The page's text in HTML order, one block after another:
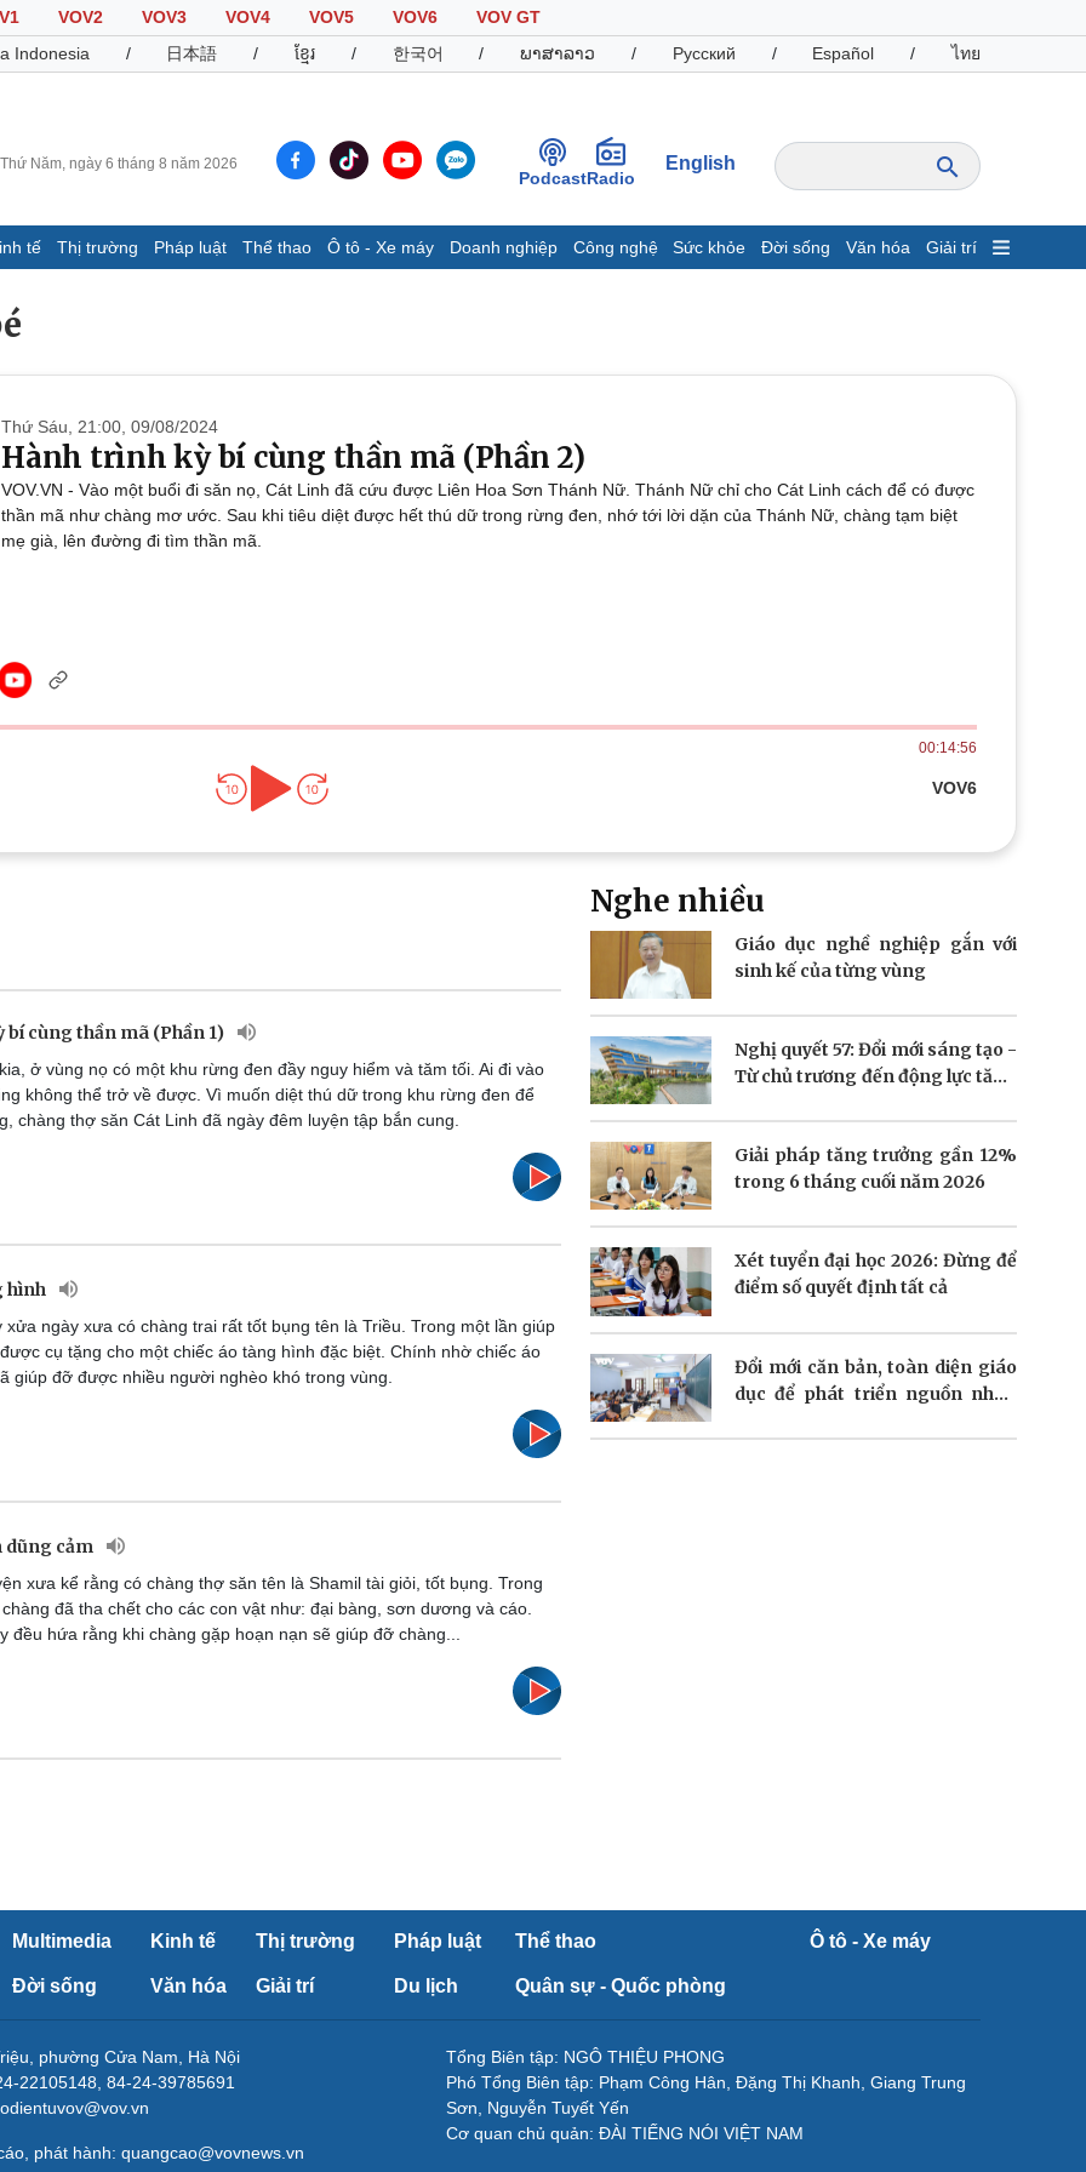
VOV2 VOV3 VOV4 VOV5 VOV6
VOV GT
Indonesia / 日本語 / ខ្មែរ / 한국어 / ພາສາລາວ / Русский / Español / ไทย
Thứ Năm, ngày 6 tháng 8 năm 2026
PodcastRadio
English
tế Thị trường Pháp luật Thể thao Ô tô - Xe máy Doanh nghiệp Công nghệ Sức khỏe Đời sống Văn hóa Giải trí
Hồ sơ
E-Magazine
Tỷ giá
Thể thao
Bóng đá
Lịch thi đấu bóng đá
Ô tô - Xe máy
Doanh nghiệp
Thông tin doanh nghiệp
Công nghệ
Văn hóa
Văn học
Thời trang
Săn Tour
Đọc truyện đêm khuya
Thứ Sáu, 21:00, 09/08/2024
Hành trình kỳ bí cùng thần mã (Phần 2)
VOV.VN - Vào một buổi đi săn nọ, Cát Linh đã cứu được Liên Hoa Sơn Thánh Nữ. Thánh Nữ chỉ cho Cát Linh cách để có được
thần mã như chàng mơ ước. Sau khi tiêu diệt được hết thú dữ trong rừng đen, nhớ tới lời dặn của Thánh Nữ, chàng tạm biệt
mẹ già, lên đường đi tìm thần mã.
00:14:56
VOV6
cùng thần mã (Phần 1)
ở vùng nọ có một khu rừng đen đầy nguy hiểm và tăm tối. Ai đi vào
không thể trở về được. Vì muốn diệt thú dữ trong khu rừng đen để
chàng thợ săn Cát Linh đã ngày đêm luyện tập bắn cung.
hình
xửa ngày xưa có chàng trai rất tốt bụng tên là Triều. Trong một lần giúp
cụ tặng cho một chiếc áo tàng hình đặc biệt. Chính nhờ chiếc áo
giúp đỡ được nhiều người nghèo khó trong vùng.
dũng cảm
xưa kể rằng có chàng thợ săn tên là Shamil tài giỏi, tốt bụng. Trong
đã tha chết cho các con vật như: đại bàng, sơn dương và cáo.
đều hứa rằng khi chàng gặp hoạn nạn sẽ giúp đỡ chàng...
Nghe nhiều
Giáo dục nghề nghiệp gắn với
sinh kế của từng vùng
Nghị quyết 57: Đổi mới sáng tạo -
Từ chủ trương đến động lực tăng
Giải pháp tăng trưởng gần 12%
trong 6 tháng cuối năm 2026
Xét tuyển đại học 2026: Đừng để
điểm số quyết định tất cả
Đổi mới căn bản, toàn diện giáo
dục để phát triển nguồn nhân
Multimedia Kinh tế Thị trường Pháp luật Thể thao Ô tô - Xe máy
Đời sống Văn hóa Giải trí Du lịch Quân sự - Quốc phòng
phường Cửa Nam, Hà Nội
22105148, 84-24-39785691
phát hành: quangcao@vovnews.vn
Tổng Biên tập: NGÔ THIỆU PHONG
Phó Tổng Biên tập: Phạm Công Hân, Đặng Thị Khanh, Giang Trung
Sơn, Nguyễn Tuyết Yến
Cơ quan chủ quản: ĐÀI TIẾNG NÓI VIỆT NAM